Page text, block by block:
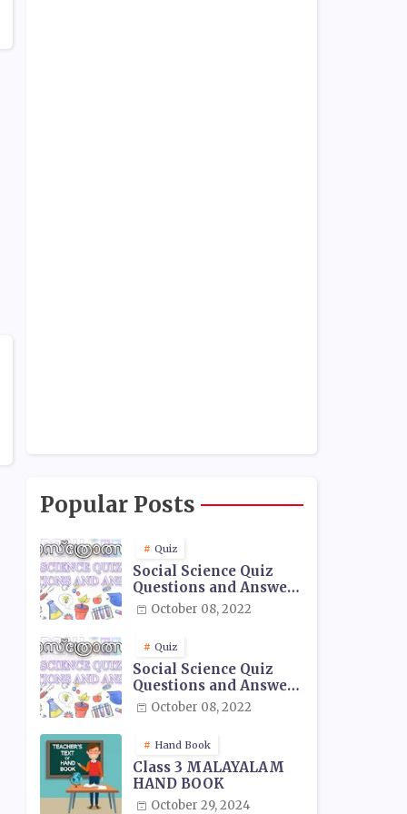
Popular Posts
Quiz
Social Science Quiz
Questions and Answers
- 01October 08, 2022
Quiz
Social Science Quiz
Questions and Answers
- 02October 08, 2022
Hand Book
Class 3 MALAYALAM
HAND BOOK
October 29, 2024